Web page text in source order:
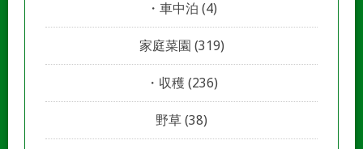
車中泊 (4)
家庭菜園 (319)
収穫 (236)
野草 (38)